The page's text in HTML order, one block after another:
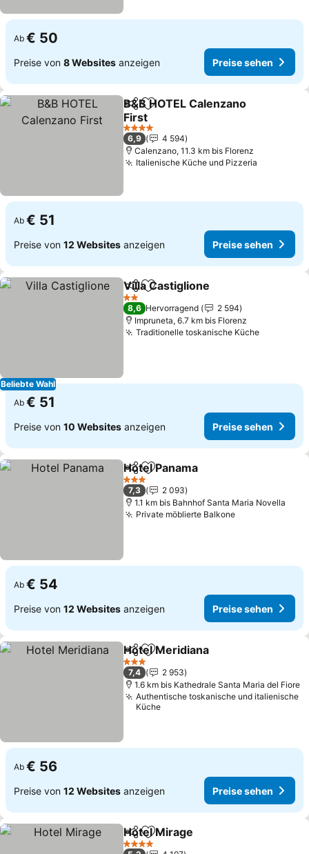
Ab € 50
Preise von 8 Websites anzeigen Preise sehen
TeilenZu Favoriten hinzufügen
B&B HOTEL Calenzano
First
4 Sterne
6,9
4 594
Calenzano, 11.3 km bis Florenz
Italienische Küche und Pizzeria
Ab € 51
Preise von 12 Websites anzeigen Preise sehen
Beliebte Wahl
TeilenZu Favoriten hinzufügen
Villa Castiglione
2 Sterne
8,6 Hervorragend
2 594
Impruneta, 6.7 km bis Florenz
Traditionelle toskanische Küche
Ab € 51
Preise von 10 Websites anzeigen Preise sehen
TeilenZu Favoriten hinzufügen
Hotel Panama
3 Sterne
7,3
2 093
1.1 km bis Bahnhof Santa Maria Novella
Private möblierte Balkone
Ab € 54
Preise von 12 Websites anzeigen Preise sehen
TeilenZu Favoriten hinzufügen
Hotel Meridiana
3 Sterne
7,4
2 953
1.6 km bis Kathedrale Santa Maria del Fiore
Authentische toskanische und italienische
Küche
Ab € 56
Preise von 12 Websites anzeigen Preise sehen
TeilenZu Favoriten hinzufügen
Hotel Mirage
4 Sterne